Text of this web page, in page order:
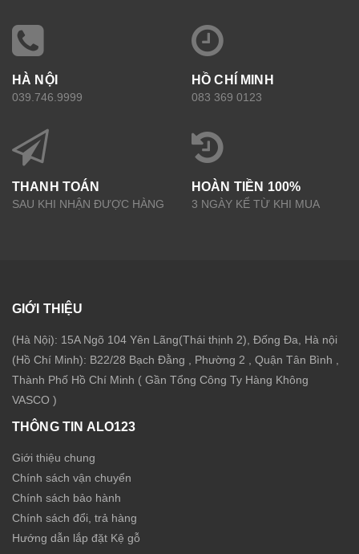
HÀ NỘI
039.746.9999
HỒ CHÍ MINH
083 369 0123
THANH TOÁN
SAU KHI NHẬN ĐƯỢC HÀNG
HOÀN TIỀN 100%
3 NGÀY KỂ TỪ KHI MUA
GIỚI THIỆU
(Hà Nội): 15A Ngõ 104 Yên Lãng(Thái thịnh 2), Đống Đa, Hà nội
(Hồ Chí Minh): B22/28 Bạch Đằng , Phường 2 , Quận Tân Bình ,
Thành Phố Hồ Chí Minh ( Gần Tổng Công Ty Hàng Không
VASCO )
THÔNG TIN ALO123
Giới thiệu chung
Chính sách vận chuyển
Chính sách bảo hành
Chính sách đổi, trả hàng
Hướng dẫn lắp đặt Kệ gỗ